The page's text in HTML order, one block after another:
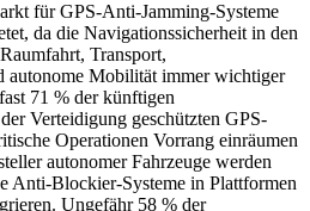
für GPS-Anti-Jamming-Systeme
da die Navigationssicherheit in den
Transport,
autonome Mobilität immer wichtiger
71 % der künftigen
Verteidigung geschützten GPS-
Operationen Vorrang einräumen
autonomer Fahrzeuge werden
Anti-Blockier-Systeme in Plattformen
Ungefähr 58 % der